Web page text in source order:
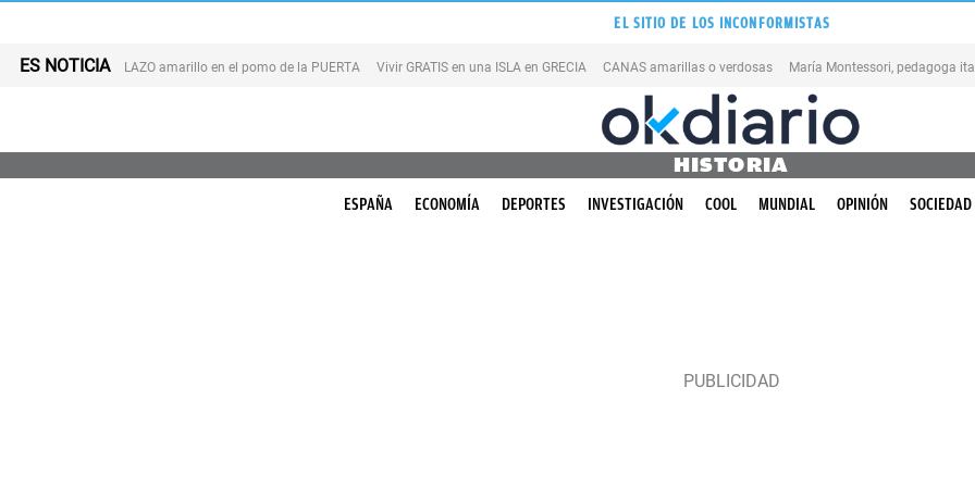
EL SITIO DE LOS INCONFORMISTAS
ES NOTICIA LAZO amarillo en el pomo de la PUERTA Vivir GRATIS en una ISLA en GRECIA CANAS amarillas o verdosas
HISTORIA
ESPAÑA ECONOMÍA DEPORTES INVESTIGACIÓN COOL MUNDIAL OPINIÓN SOCIEDAD